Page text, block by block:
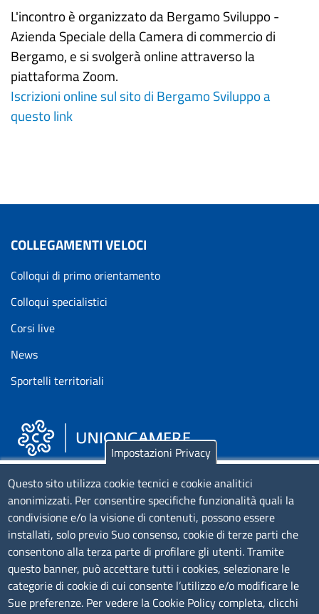
L'incontro è organizzato da Bergamo Sviluppo -
Azienda Speciale della Camera di commercio di
Bergamo, e si svolgerà online attraverso la
piattaforma Zoom.
Iscrizioni online sul sito di Bergamo Sviluppo a
questo link
COLLEGAMENTI VELOCI
Colloqui di primo orientamento
Colloqui specialistici
Corsi live
News
Sportelli territoriali
Piazza Sallustio, 21 - 00187 Roma
EMAIL: info.sni@unioncamere.it
C.F.: 01484460587
P.Iva: 01000211001
SERVIZIO REALIZZATO DA
Impostazioni Privacy
Questo sito utilizza cookie tecnici e cookie analitici
anonimizzati. Per consentire specifiche funzionalità quali la
condivisione e/o la visione di contenuti, possono essere
installati, solo previo Suo consenso, cookie di terze parti che
consentono alla terza parte di profilare gli utenti. Tramite
questo banner, può accettare tutti i cookies, selezionare le
categorie di cookie di cui consente l’utilizzo e/o modificare le
Sue preferenze. Per vedere la Cookie Policy completa, clicchi